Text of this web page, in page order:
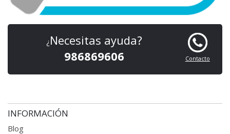
Contacto
¿ Necesitas ayuda?
986869606
INFORMACIÓN
Blog